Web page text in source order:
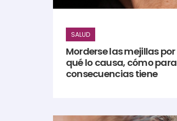
SALUD
Morderse las mejillas
qué lo causa, cómo
consecuencias tiene